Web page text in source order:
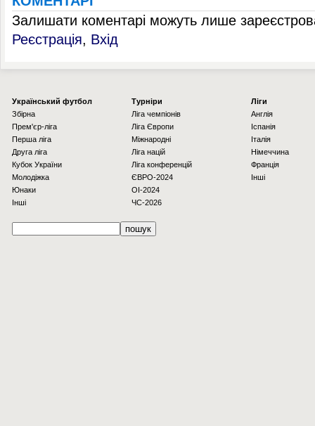
Залишати коментарі можуть лише
Реєстрація, Вхід
Українcький футбол
Збірна
Прем'єр-ліга
Перша ліга
Друга ліга
Кубок України
Молодіжка
Юнаки
Інші
Турніри
Ліга чемпіонів
Ліга Європи
Міжнародні
Ліга націй
Ліга конференцій
ЄВРО-2024
OI-2024
ЧС-2026
Ліги
Англія
Іспанія
Італія
Німеччина
Франція
Інші